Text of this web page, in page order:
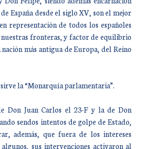
España desde el siglo XV, son el mejor
representación de todos los españoles
fronteras, y factor de equilibrio
más antigua de Europa, del Reino
la “Monarquía parlamentaria”.
Don Juan Carlos el 23-F y la de Don
sendos intentos de golpe de Estado,
además, que fuera de los intereses
sus intervenciones activaron al